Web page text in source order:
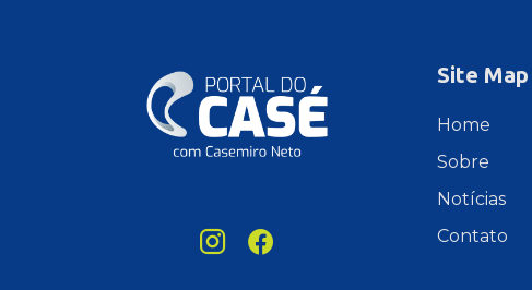
Site Map
Home
Sobre
Notícias
Contato